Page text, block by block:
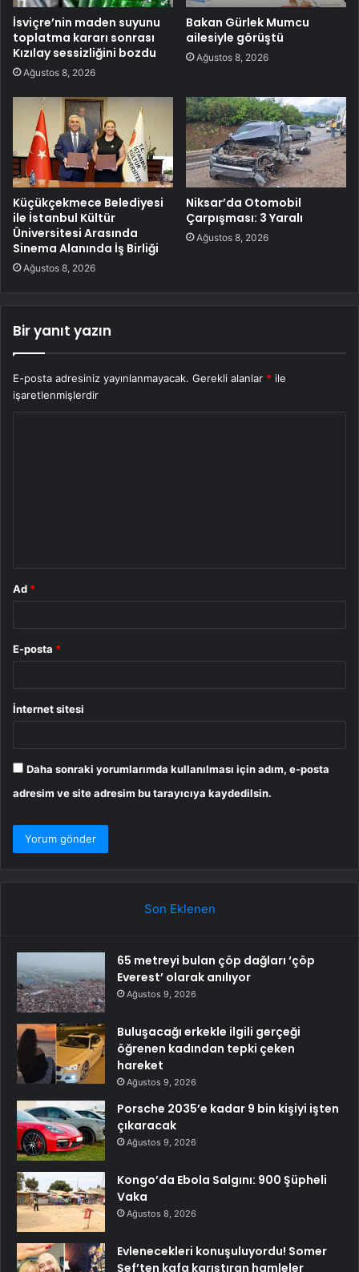
İsviçre’nin maden suyunu
toplatma kararı sonrası
Kızılay sessizliğini bozdu
Ağustos 8, 2026
Bakan Gürlek Mumcu
ailesiyle görüştü
Ağustos 8, 2026
Küçükçekmece Belediyesi
ile İstanbul Kültür
Üniversitesi Arasında
Sinema Alanında İş Birliği
Ağustos 8, 2026
Niksar’da Otomobil
Çarpışması: 3 Yaralı
Ağustos 8, 2026
Bir yanıt yazın
E-posta adresiniz yayınlanmayacak. Gerekli alanlar * ile
işaretlenmişlerdir
Ad *
E-posta *
İnternet sitesi
Daha sonraki yorumlarımda kullanılması için adım, e-posta
adresim ve site adresim bu tarayıcıya kaydedilsin.
Son Eklenen
65 metreyi bulan çöp dağları ‘çöp
Everest’ olarak anılıyor
Ağustos 9, 2026
Buluşacağı erkekle ilgili gerçeği
öğrenen kadından tepki çeken
hareket
Ağustos 9, 2026
Porsche 2035’e kadar 9 bin kişiyi işten
çıkaracak
Ağustos 9, 2026
Kongo’da Ebola Salgını: 900 Şüpheli
Vaka
Ağustos 8, 2026
Evlenecekleri konuşuluyordu! Somer
Şef’ten kafa karıştıran hamleler